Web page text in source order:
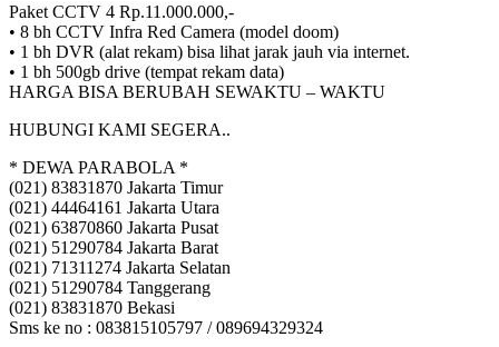
Paket CCTV 4 Rp.11.000.000,-
• 8 bh CCTV Infra Red Camera (model doom)
• 1 bh DVR (alat rekam) bisa lihat jarak jauh via internet.
• 1 bh 500gb drive (tempat rekam data)
HARGA BISA BERUBAH SEWAKTU – WAKTU
HUBUNGI KAMI SEGERA..
* DEWA PARABOLA *
(021) 83831870 Jakarta Timur
(021) 44464161 Jakarta Utara
(021) 63870860 Jakarta Pusat
(021) 51290784 Jakarta Barat
(021) 71311274 Jakarta Selatan
(021) 51290784 Tanggerang
(021) 83831870 Bekasi
Sms ke no : 083815105797 / 089694329324